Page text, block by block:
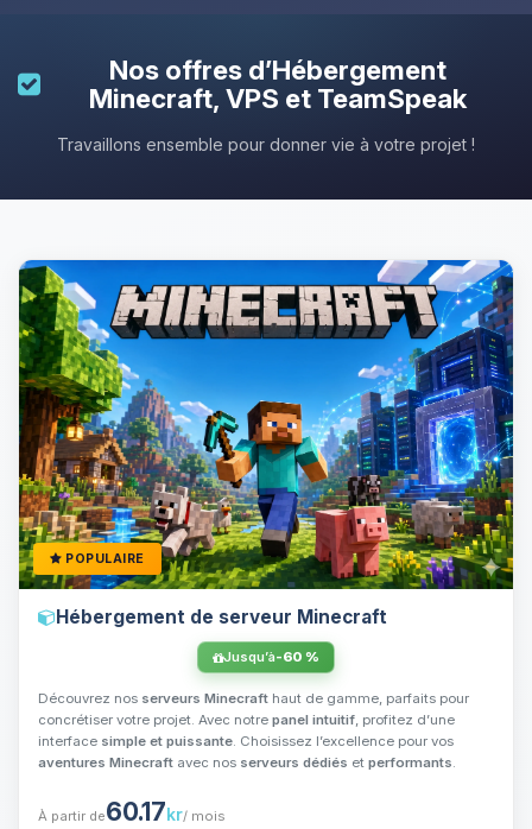
Nos offres d’Hébergement
Minecraft, VPS et TeamSpeak
Travaillons ensemble pour donner vie à votre projet !
POPULAIRE
Hébergement de serveur Minecraft
Jusqu’à-60 %
Découvrez nos serveurs Minecraft haut de gamme, parfaits pour
concrétiser votre projet. Avec notre panel intuitif, profitez d’une
interface simple et puissante. Choisissez l’excellence pour vos
aventures Minecraft avec nos serveurs dédiés et performants.
À partir de60.17kr/ mois